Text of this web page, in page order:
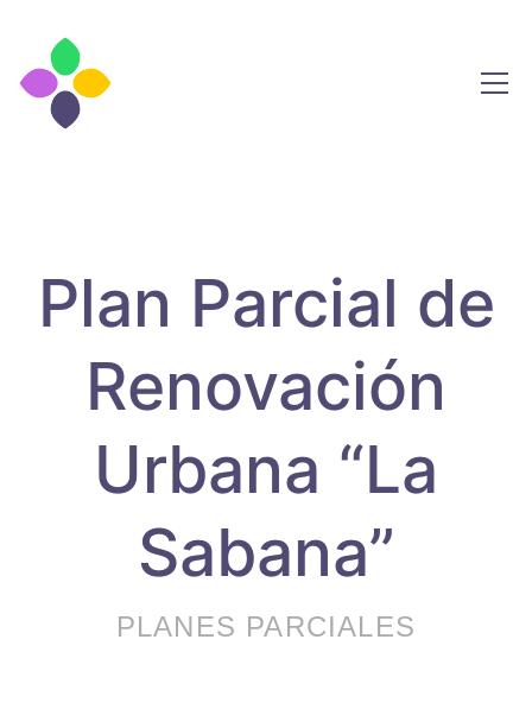
Plan Parcial de
Renovación
Urbana “La
Sabana”
PLANES PARCIALES